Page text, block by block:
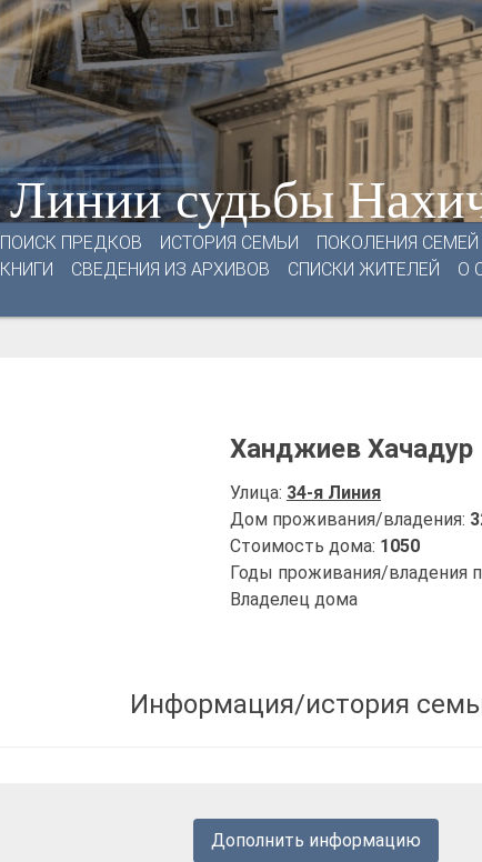
Линии судьбы
ПОИСК ПРЕДКОВ ИСТОРИЯ СЕМЬИ
ПОКОЛЕНИЯ СЕМЕЙ
КНИГИ СВЕДЕНИЯ ИЗ АРХИВОВ СПИСКИ ЖИТЕЛЕЙ
О
Ханджиев Хачадур
Улица: 34-я Линия
Дом проживания/владения:
Стоимость дома: 1050
Годы проживания/владения
Владелец дома
Информация/история
Дополнить информацию